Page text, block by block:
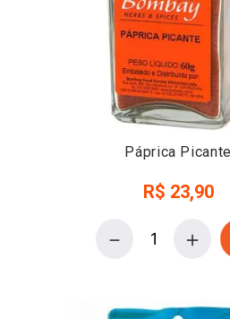
Páprica Picante
R$ 23,90
＋
－